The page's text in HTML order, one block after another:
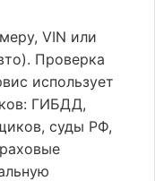
VIN или
Проверка
использует
ГИБДД,
суды РФ,